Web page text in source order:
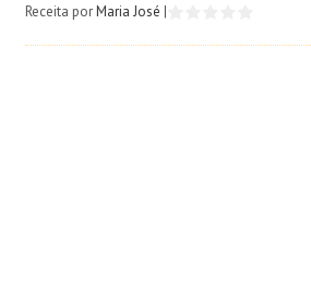
Receita porMaria José |